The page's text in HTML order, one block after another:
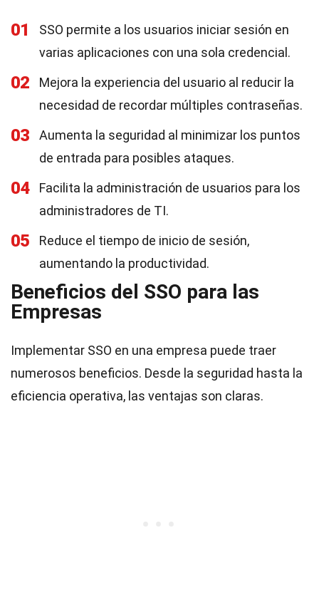
01
SSO permite a los usuarios iniciar sesión en
varias aplicaciones con una sola credencial.
02
Mejora la experiencia del usuario al reducir la
necesidad de recordar múltiples contraseñas.
03
Aumenta la seguridad al minimizar los puntos
de entrada para posibles ataques.
04
Facilita la administración de usuarios para los
administradores de TI.
05
Reduce el tiempo de inicio de sesión,
aumentando la productividad.
Beneficios del SSO para las
Empresas
Implementar SSO en una empresa puede traer
numerosos beneficios. Desde la seguridad hasta la
eficiencia operativa, las ventajas son claras.